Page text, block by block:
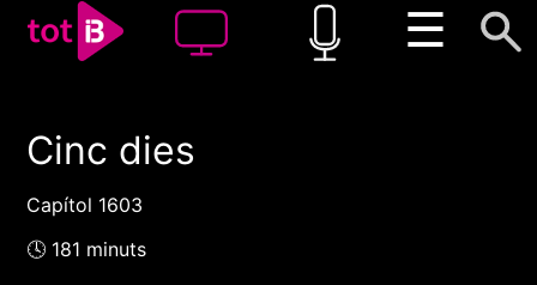
☰
00:00 00:00
Cinc dies
Capítol 1603
🕓 181 minuts